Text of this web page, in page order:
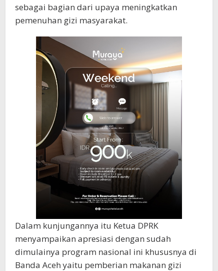
sebagai bagian dari upaya meningkatkan
pemenuhan gizi masyarakat.
Dalam kunjungannya itu Ketua DPRK
menyampaikan apresiasi dengan sudah
dimulainya program nasional ini khususnya di
Banda Aceh yaitu pemberian makanan gizi